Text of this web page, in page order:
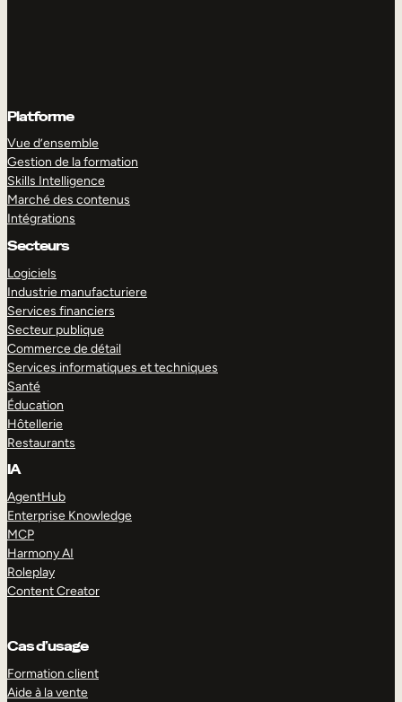
Platforme
Vue d’ensemble
Gestion de la formation
Skills Intelligence
Marché des contenus
Intégrations
Secteurs
Logiciels
Industrie manufacturiere
Services financiers
Secteur publique
Commerce de détail
Services informatiques et techniques
Santé
Éducation
Hôtellerie
Restaurants
IA
AgentHub
Enterprise Knowledge
MCP
Harmony AI
Roleplay
Content Creator
Cas d’usage
Formation client
Aide à la vente